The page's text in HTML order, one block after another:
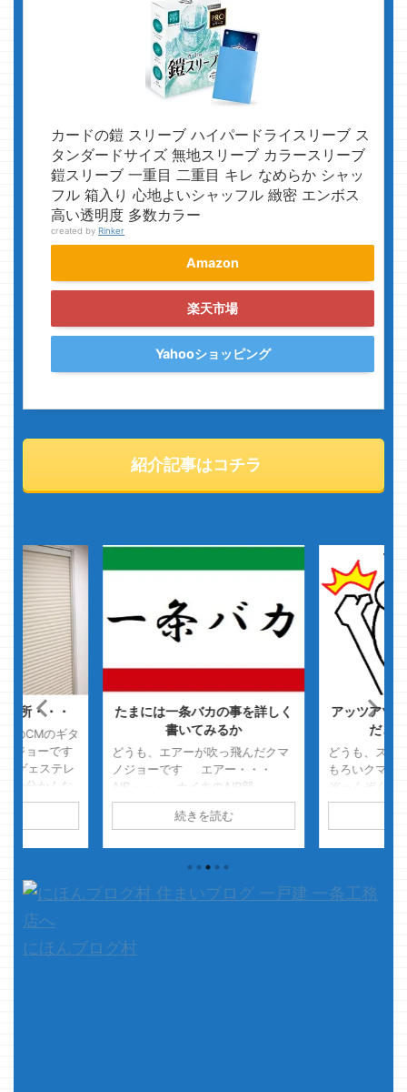
カードの鎧 スリーブ ハイパードライスリーブ ス
タンダードサイズ 無地スリーブ カラースリーブ
鎧スリーブ 一重目 二重目 キレ なめらか シャッ
フル 箱入り 心地よいシャッフル 緻密 エンボス
高い透明度 多数カラー
created by Rinker
Amazon
楽天市場
Yahooショッピング
紹介記事はコチラ
会所・・・
のCMのギタ
ジョーです
ゲェステレ
か分かんな
音の広がり
・・ カー
たまには一条バカの事を詳しく
書いてみるか
どうも、エアーが吹っ飛んだクマ
ノジョーです エアー・・・
AIR・・・ ナイキのAIR部
分・・・・ 吹っ飛びましたｗ
雪山にソリ遊びに行った時に、ち
ていったのですが 経年劣化・寒
さによるゴムの硬化・滑走時の衝
て、本題です & ...
続きを読む
アッツアツ
だと
どうも、スマ
もろいクマ
ぞっくぞ
回はアッ
レ 皆さん住
にほんブログ村